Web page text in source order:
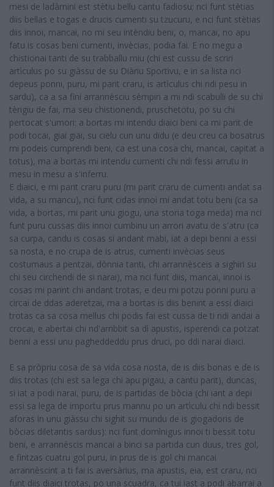
mesi de ladàmini est stètiu bellu cantu fadiosu; nci funt stètias
diis bellas e togas e drucis cumenti su tzucuru, e nci funt stètias
diis innoi, mancai, no mi seu intèndiu beni, o, mancai, no apu
fatu is cosas beni cumenti, invècias, podia fai. E no megu a
chistionai tanti de su trabballu miu (chi est cussu de scriri
artìculus po su giàssu de su Diàriu Sportivu, e in sa lista nci
depeus ponni, puru, mi parit craru, is artìculus chi ndi pesu in
sardu), ca a sa fini arrannèsciu sèmpiri a mi ndi scabulli de su chi
tèngiu de fai, ma seu chistionendi, pruschetotu, po su chi
pertocat s'umori: a bortas mi intendu diaici beni ca mi parit de
podi tocai, giai giai, su cielu cun unu didu (e deu creu ca bosatrus
mi podeis cumprendi beni, ca est una cosa chi, mancai, capitat a
totus), ma a bortas mi intendu cumenti chi ndi fessi arrutu in
mesu in mesu a s'inferru.
E diaici, e mi parit craru puru (mi parit craru de cumenti andat sa
vida, a su mancu), nci funt cidas innoi mi andat totu beni (ca sa
vida, a bortas, mi parit unu giogu, una storia toga meda) ma nci
funt puru cussas diis innoi cumbinu un arrori avatu de s'atru (ca
sa curpa, candu is cosas si andant mabi, iat a depi benni a essi
sa nosta, e no crupa de is atrus, cumenti invècias seus
costumaus a pentzai, dònnia tanti, chi arrannèsceis a sighiri su
chi seu circhendi de si narai), ma nci funt diis, mancai, innoi is
cosas mi parint chi andant trotas, e deu mi potzu ponni puru a
circai de ddas aderetzai, ma a bortas is diis benint a essi diaici
trotas ca sa cosa mellus chi podis fai est cussa de ti ndi andai a
crocai, e abertai chi nd'arribbit sa dì apustis, isperendi ca potzat
benni a essi unu pagheddeddu prus druci, po ddi narai diaici.
E sa pròpriu cosa de sa vida cosa nosta, de is diis bonas e de is
diis trotas (chi est sa lega chi apu pigau, a cantu parit), duncas,
si iat a podi narai, puru, de is partidas de bòcia (chi iant a depi
essi sa lega de importu prus mannu po un artìculu chi ndi bessit
aforas in unu giàssu chi sighit su mundu de is giogadoris de
bòcias diletantis sardus): nci funt domìnigus innoi ti bessit totu
beni, e arrannèscis mancai a binci sa partida cun duus, tres gol,
e fintzas cuatru gol puru, in prus de is gol chi mancai
arrannèscint a ti fai is aversàrius, ma apustis, eia, est craru, nci
funt diis diaici trotas, po una scuadra, ca tui iast a podi abarrai a